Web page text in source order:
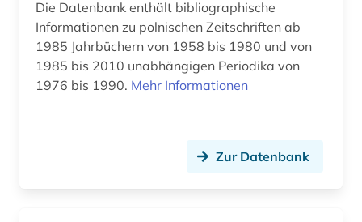
open access (3)
open-access (1)
Die Datenbank enthält bibliographische
Informationen zu polnischen Zeitschriften ab
1985 Jahrbüchern von 1958 bis 1980 und von
1985 bis 2010 unabhängigen Periodika von
1976 bis 1990. Mehr Informationen
Zur Datenbank